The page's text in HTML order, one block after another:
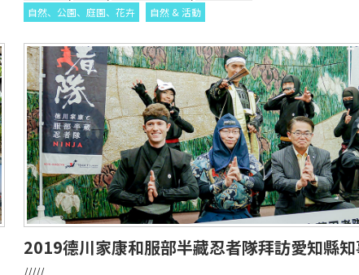
自然、公園、庭園、花卉 自然 & 活動
2019德川家康和服部半藏忍者隊拜訪愛知縣